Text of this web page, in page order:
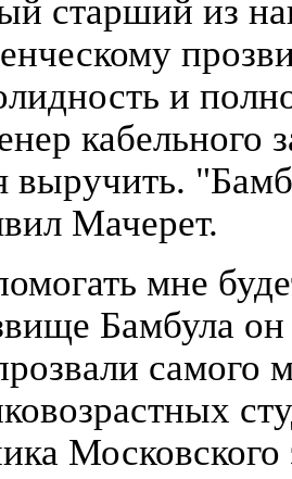
старший из
и
кабельного
выручить.
Мачерет.
мне
Бамбула
самого